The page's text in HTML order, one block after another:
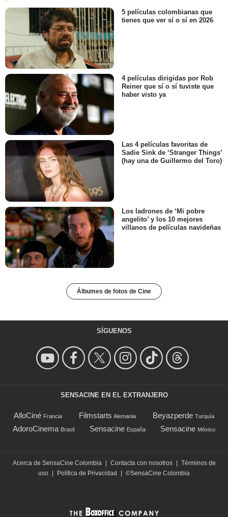
5 películas colombianas que
tienes que ver sí o sí en 2026
4 películas dirigidas por Rob
Reiner que sí o sí tuviste que
haber visto ya
Las 4 películas favoritas de
Sadie Sink de ‘Stranger Things’
(hay una de Guillermo del Toro)
Los ladrones de ‘Mi pobre
angelito’ y los 10 mejores
villanos de películas navideñas
Álbumes de fotos de Cine
SÍGUENOS
SENSACINE EN EL EXTRANJERO
AlloCiné Francia Filmstarts Alemania Beyazperde Turquía
AdoroCinema Brasil Sensacine España Sensacine México
Acerca de SensaCine Colombia Contacta con nosotros
Términos de
uso
Política de Privacidad ©SensaCine Colombia